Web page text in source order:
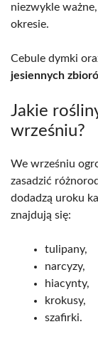
niezwykle
okresie.
Cebule dymki
jesiennych
Jakie
wrześniu?
We wrześniu
zasadzić
dodadzą uroku
znajdują się:
tulipany,
narcyzy,
hiacynty,
krokusy,
szafirki.